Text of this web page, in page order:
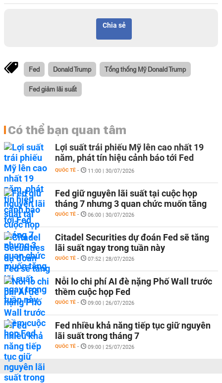
Chia sẻ
Fed Donald Trump Tổng thống Mỹ Donald Trump
Fed giảm lãi suất
Có thể bạn quan tâm
Lợi suất trái phiếu Mỹ lên cao nhất 19
năm, phát tín hiệu cảnh báo tới Fed
QUỐC TẾ - 11:00 | 30/07/2026
Fed giữ nguyên lãi suất tại cuộc họp
tháng 7 nhưng 3 quan chức muốn tăng
QUỐC TẾ - 06:00 | 30/07/2026
Citadel Securities dự đoán Fed sẽ tăng
lãi suất ngay trong tuần này
QUỐC TẾ - 07:52 | 28/07/2026
Nỗi lo chi phí AI đè nặng Phố Wall trước
thềm cuộc họp Fed
QUỐC TẾ - 09:00 | 26/07/2026
Fed nhiều khả năng tiếp tục giữ nguyên
lãi suất trong tháng 7
QUỐC TẾ - 09:00 | 25/07/2026